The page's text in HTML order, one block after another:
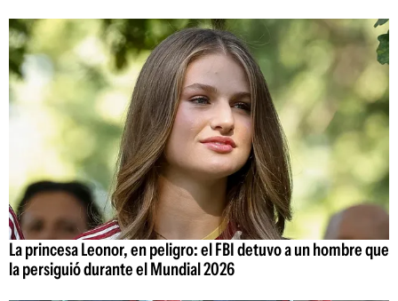
La princesa Leonor, en peligro: el FBI detuvo a un hombre que
la persiguió durante el Mundial 2026